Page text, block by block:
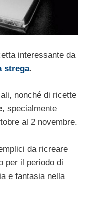
interessante da
strega.
nonché di ricette
, specialmente
al 2 novembre.
da ricreare
per il periodo di
e fantasia nella